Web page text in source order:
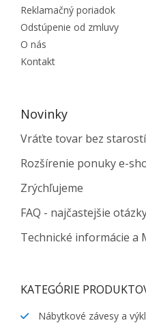
Reklamačný poriadok
Odstúpenie od zmluvy
O nás
Kontakt
Novinky
Vráťte tovar bez
Rozšírenie ponuky e-
Zrýchľujeme
FAQ - najčastejšie
Technické informácie a
KATEGÓRIE
Nábytkové závesy a